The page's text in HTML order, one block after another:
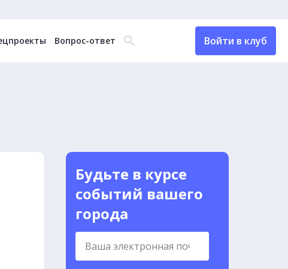
Вопрос-ответ Войти в клуб
Будьте в курсе
событий вашего
города